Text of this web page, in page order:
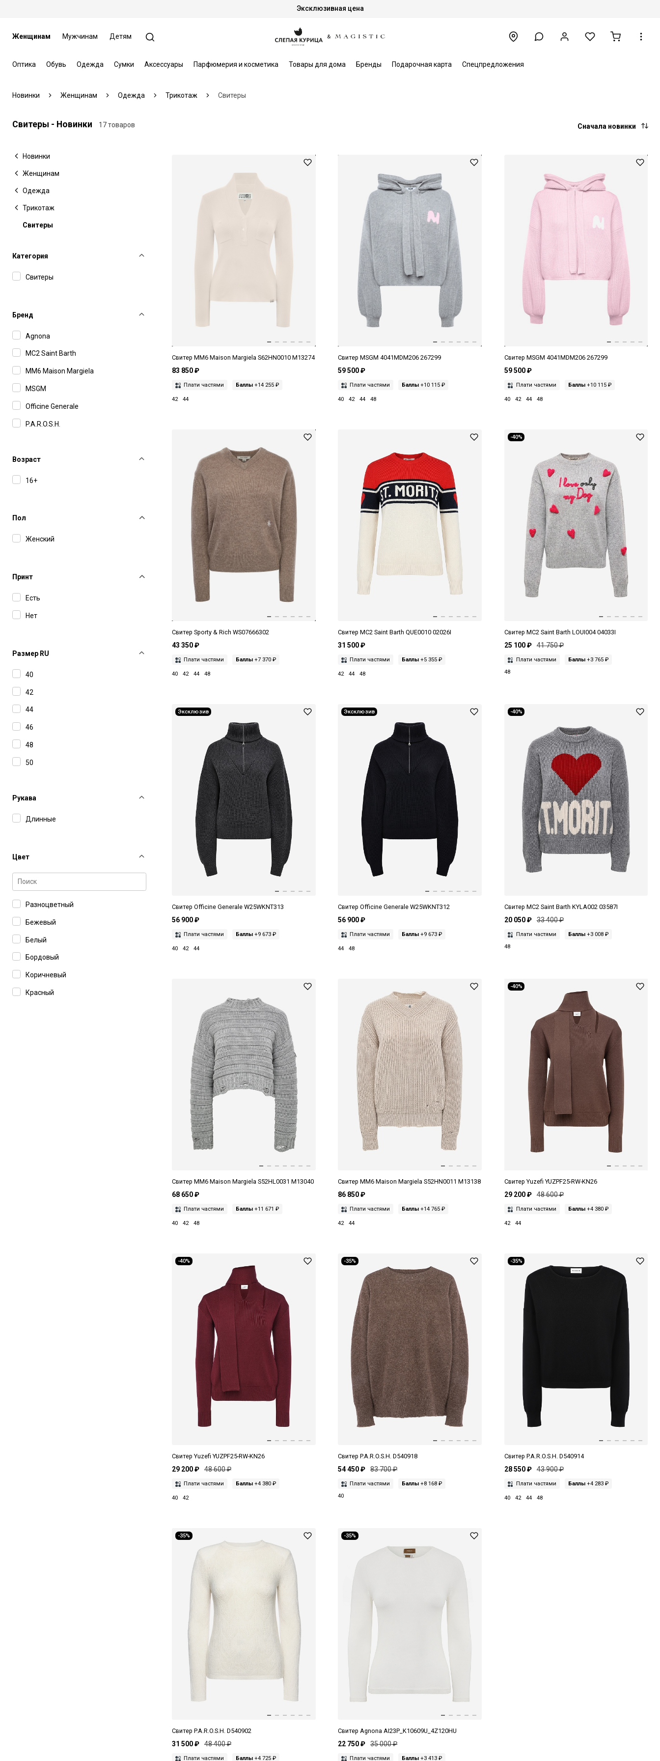
Эксклюзивная цена
Женщинам Мужчинам Детям
Оптика Обувь Одежда Сумки Аксессуары Парфюмерия и косметика Товары для дома Бренды Подарочная карта Спецпредложения
Новинки Женщинам Одежда Трикотаж Свитеры
Свитеры - Новинки 17 товаров Сначала новинки
Новинки
Женщинам
Одежда
Трикотаж
Свитеры
Категория
Свитеры
Бренд
Agnona
MC2 Saint Barth
MM6 Maison Margiela
MSGM
Officine Generale
P.A.R.O.S.H.
Yuzefi
Возраст
16+
Пол
Женский
Принт
Есть
Нет
Размер RU
40
42
44
46
48
50
Рукава
Длинные
Цвет
Разноцветный
Бежевый
Белый
Бордовый
Коричневый
Красный
Свитер MM6 Maison Margiela S62HN0010 M13274
83 850 ₽
Плати частями Баллы +14 255 ₽
42 44
Свитер MSGM 4041MDM206 267299
59 500 ₽
Плати частями Баллы +10 115 ₽
40 42 44 48
Свитер MSGM 4041MDM206 267299
59 500 ₽
Плати частями Баллы+10 115 ₽
40 42 44 48
Свитер Sporty & Rich WS07666302
43 350 ₽
Плати частями Баллы +7 370 ₽
40 42 44 48
Свитер MC2 Saint Barth QUE0010 02026I
31 500 ₽
Плати частями Баллы +5 355 ₽
42 44 48
-40%
Свитер MC2 Saint Barth LOUI004 04033I
25 100 ₽ 41 750 ₽
Плати частями Баллы+3 765 ₽
48
Эксклюзив
Свитер Officine Generale W25WKNT313
56 900 ₽
Плати частями Баллы +9 673 ₽
40 42 44
Эксклюзив
Свитер Officine Generale W25WKNT312
56 900 ₽
Плати частями Баллы +9 673 ₽
44 48
-40%
Свитер MC2 Saint Barth KYLA002 03587I
20 050 ₽ 33 400 ₽
Плати частями Баллы+3 008 ₽
48
Свитер MM6 Maison Margiela S52HL0031 M13040
68 650 ₽
Плати частями Баллы +11 671 ₽
40 42 48
Свитер MM6 Maison Margiela S52HN0011 M13138
86 850 ₽
Плати частями Баллы +14 765 ₽
42 44
-40%
Свитер Yuzefi YUZPF25-RW-KN26
29 200 ₽ 48 600 ₽
Плати частями Баллы+4 380 ₽
42 44
-40%
Свитер Yuzefi YUZPF25-RW-KN26
29 200 ₽ 48 600 ₽
Плати частями Баллы +4 380 ₽
40 42
-35%
Свитер P.A.R.O.S.H. D540918
54 450 ₽ 83 700 ₽
Плати частями Баллы +8 168 ₽
40
-35%
Свитер P.A.R.O.S.H. D540914
28 550 ₽ 43 900 ₽
Плати частями Баллы+4 283 ₽
40 42 44 48
-35%
Свитер P.A.R.O.S.H. D540902
31 500 ₽ 48 400 ₽
Плати частями Баллы +4 725 ₽
-35%
Свитер Agnona AI23P_K10609U_4Z120HU
22 750 ₽ 35 000 ₽
Плати частями Баллы +3 413 ₽